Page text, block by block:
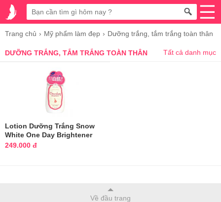
Trang chủ Mỹ phẩm làm đẹp Dưỡng trắng, tắm trắng toàn thân
DƯỠNG TRẮNG, TẮM TRẮNG TOÀN THÂN Tất cả danh mục
Lotion Dưỡng Trắng Snow
White One Day Brightener
Nhật Bản
249.000 đ
Về đầu trang